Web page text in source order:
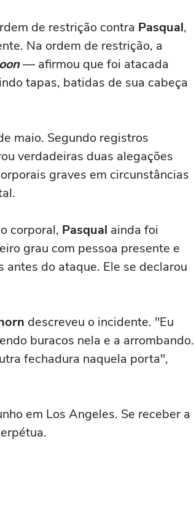
de restrição contra Pasqual,
Na ordem de restrição, a
— afirmou que foi atacada
tapas, batidas de sua cabeça
maio. Segundo registros
verdadeiras duas alegações
graves em circunstâncias
corporal, Pasqual ainda foi
grau com pessoa presente e
do ataque. Ele se declarou
descreveu o incidente. "Eu
buracos nela e a arrombando.
fechadura naquela porta",
em Los Angeles. Se receber a